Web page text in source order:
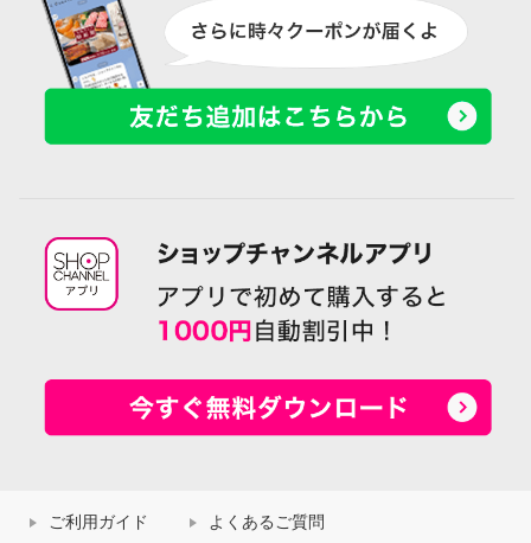
ご利用ガイド よくあるご質問